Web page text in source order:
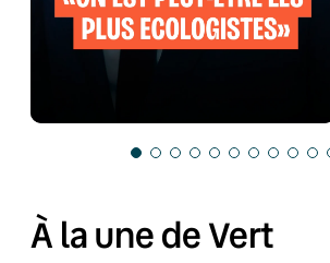
À la une de Vert